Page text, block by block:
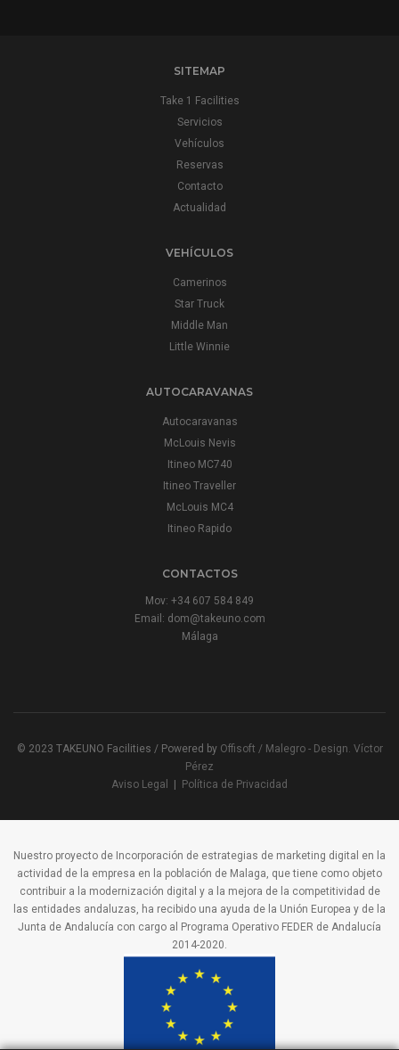
SITEMAP
Take 1 Facilities
Servicios
Vehículos
Reservas
Contacto
Actualidad
VEHÍCULOS
Camerinos
Star Truck
Middle Man
Little Winnie
AUTOCARAVANAS
Autocaravanas
McLouis Nevis
Itineo MC740
Itineo Traveller
McLouis MC4
Itineo Rapido
CONTACTOS
Mov: +34 607 584 849
Email: dom@takeuno.com
Málaga
© 2023 TAKEUNO Facilities / Powered by Offisoft / Malegro - Design. Víctor
Pérez
Aviso Legal
| Política de Privacidad
Nuestro proyecto de Incorporación de estrategias de marketing digital en la
actividad de la empresa en la población de Malaga, que tiene como objeto
contribuir a la modernización digital y a la mejora de la competitividad de
las entidades andaluzas, ha recibido una ayuda de la Unión Europea y de la
Junta de Andalucía con cargo al Programa Operativo FEDER de Andalucía
2014-2020.